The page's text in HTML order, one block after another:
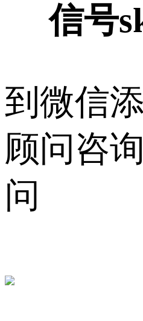
信号
到微信
顾问咨
问